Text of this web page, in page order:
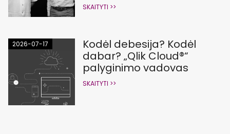
SKAITYTI >>
2026-07-17
Kodėl debesija? Kodėl
dabar? „Qlik Cloud®“
palyginimo vadovas
SKAITYTI >>